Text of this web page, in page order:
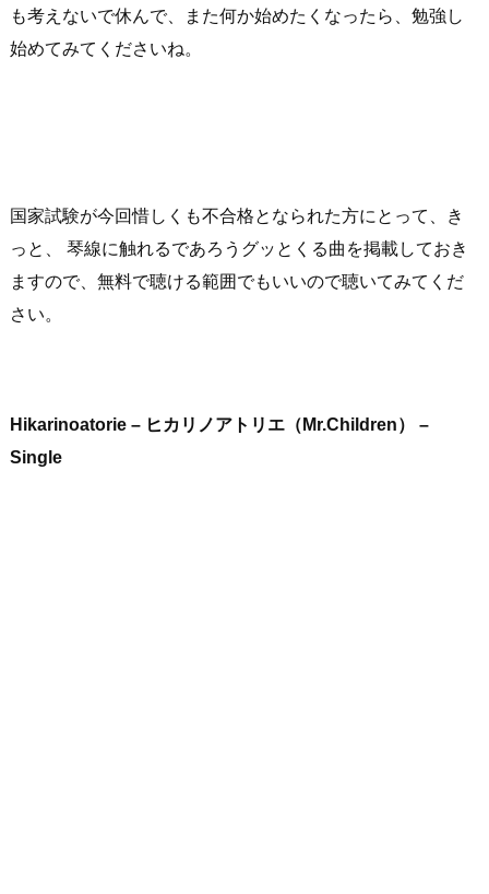
も考えないで休んで、また何か始めたくなったら、勉強し
始めてみてくださいね。
国家試験が今回惜しくも不合格となられた方にとって、き
っと、 琴線に触れるであろうグッとくる曲を掲載しておき
ますので、無料で聴ける範囲でもいいので聴いてみてくだ
さい。
Hikarinoatorie – ヒカリノアトリエ（Mr.Children） –
Single